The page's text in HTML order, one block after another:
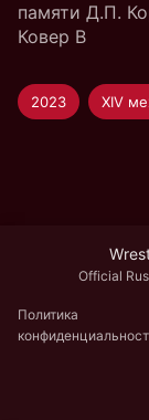
памяти Д.П.
Ковер B
2023
Official
Политика